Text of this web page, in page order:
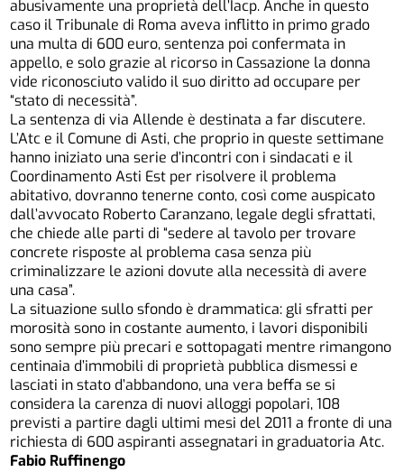
abusivamente una proprietà dell’Iacp. Anche in questo
caso il Tribunale di Roma aveva inflitto in primo grado
una multa di 600 euro, sentenza poi confermata in
appello, e solo grazie al ricorso in Cassazione la donna
vide riconosciuto valido il suo diritto ad occupare per
“stato di necessità”.
La sentenza di via Allende è destinata a far discutere.
L’Atc e il Comune di Asti, che proprio in queste settimane
hanno iniziato una serie d’incontri con i sindacati e il
Coordinamento Asti Est per risolvere il problema
abitativo, dovranno tenerne conto, così come auspicato
dall’avvocato Roberto Caranzano, legale degli sfrattati,
che chiede alle parti di “sedere al tavolo per trovare
concrete risposte al problema casa senza più
criminalizzare le azioni dovute alla necessità di avere
una casa”.
La situazione sullo sfondo è drammatica: gli sfratti per
morosità sono in costante aumento, i lavori disponibili
sono sempre più precari e sottopagati mentre rimangono
centinaia d’immobili di proprietà pubblica dismessi e
lasciati in stato d’abbandono, una vera beffa se si
considera la carenza di nuovi alloggi popolari, 108
previsti a partire dagli ultimi mesi del 2011 a fronte di una
richiesta di 600 aspiranti assegnatari in graduatoria Atc.
Fabio Ruffinengo